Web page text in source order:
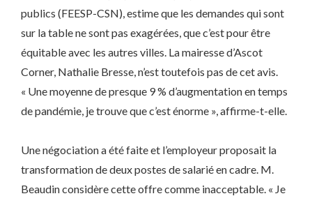
publics (FEESP-CSN), estime que les demandes qui sont
sur la table ne sont pas exagérées, que c’est pour être
équitable avec les autres villes. La mairesse d’Ascot
Corner, Nathalie Bresse, n’est toutefois pas de cet avis.
« Une moyenne de presque 9 % d’augmentation en temps
de pandémie, je trouve que c’est énorme », affirme-t-elle.
Une négociation a été faite et l’employeur proposait la
transformation de deux postes de salarié en cadre. M.
Beaudin considère cette offre comme inacceptable. « Je